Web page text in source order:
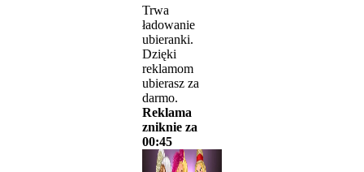
Trwa
ładowanie
ubieranki.
Dzięki
reklamom
ubierasz za
darmo.
Reklama
zniknie za
00:45